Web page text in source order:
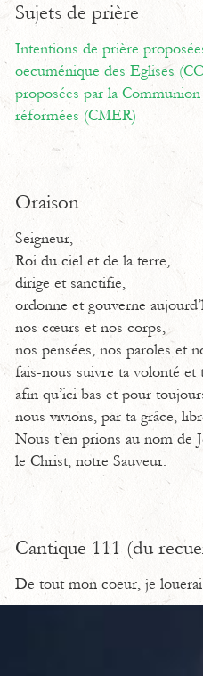
Sujets de prière
Intentions de prière
oecuménique des Eglises
proposées par la
réformées (CMER)
Oraison
Seigneur,
Roi du ciel et de la terre,
dirige et sanctifie,
ordonne et gouverne
nos cœurs et nos corps,
nos pensées, nos paroles et
fais-nous suivre ta volonté et
afin qu’ici bas et pour
nous vivions, par ta grâce,
Nous t’en prions au nom de
le Christ, notre Sauveur.
Cantique 111 (du
De tout mon coeur, je